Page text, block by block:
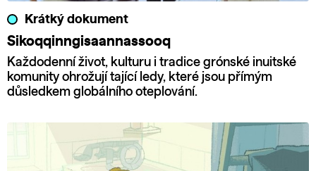
Krátký dokument
Sikoqqinngisaannassooq
Každodenní život, kulturu i tradice grónské inuitské
komunity ohrožují tající ledy, které jsou přímým
důsledkem globálního oteplování.